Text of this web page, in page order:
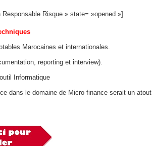
Responsable Risque » state= »opened »]
Marocaines et internationales.
reporting et interview).
Informatique
dans le domaine de Micro finance serait un atout